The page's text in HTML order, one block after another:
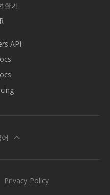
환기
API
Privacy Policy